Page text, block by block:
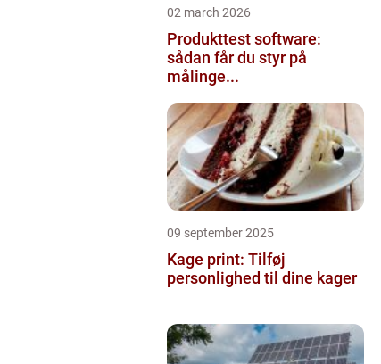
02 march 2026
Produkttest software:
sådan får du styr på
målinge...
09 september 2025
Kage print: Tilføj
personlighed til dine kager